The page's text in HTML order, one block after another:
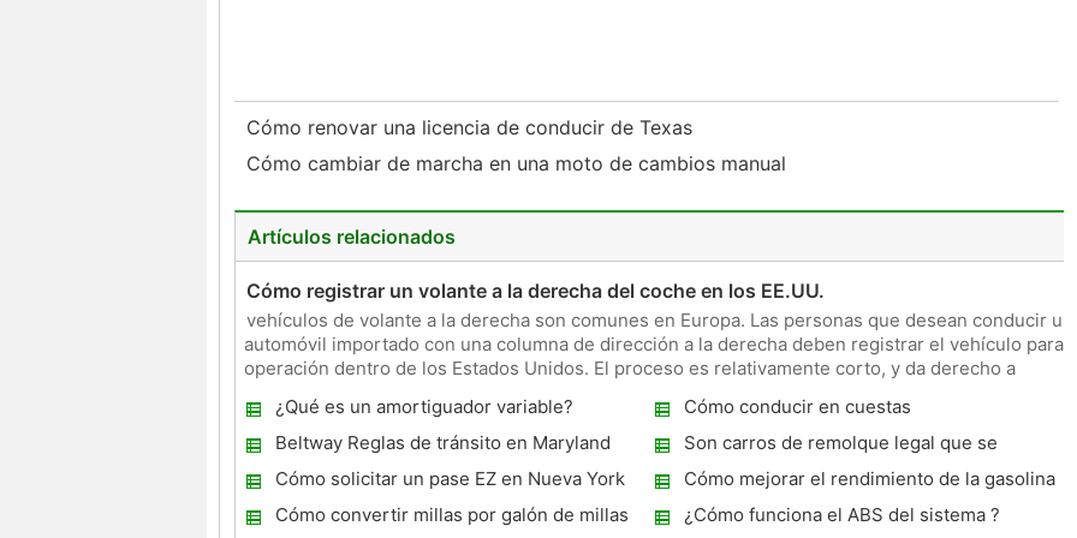
Cómo renovar una licencia de conducir de Texas
Cómo cambiar de marcha en una moto de cambios manual
Artículos relacionados
Cómo registrar un volante a la derecha del coche en los EE.UU.
vehículos de volante a la derecha son comunes en Europa. Las personas que desean conducir un
automóvil importado con una columna de dirección a la derecha deben registrar el vehículo para
operación dentro de los Estados Unidos. El proceso es relativamente corto, y da derecho a
¿Qué es un amortiguador variable?
Cómo conducir en cuestas
Beltway Reglas de tránsito en Maryland
Son carros de remolque legal que se
utilizan en las carreteras de Estados
Unidos?
Cómo solicitar un pase EZ en Nueva York
Cómo mejorar el rendimiento de la gasolina
para una camioneta Chevrolet
Cómo convertir millas por galón de millas
¿Cómo funciona el ABS del sistema ?